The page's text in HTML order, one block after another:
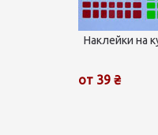
Наклейки на
от 39 ₴